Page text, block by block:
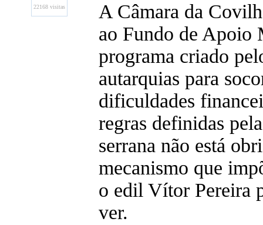
22168 visitas
A Câmara da
ao Fundo de
programa criado
autarquias para
dificuldades
regras definidas
serrana não está
mecanismo que
o edil Vítor Pereira
ver.